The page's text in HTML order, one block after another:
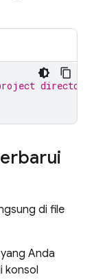
directory,
di file
Anda
konsol